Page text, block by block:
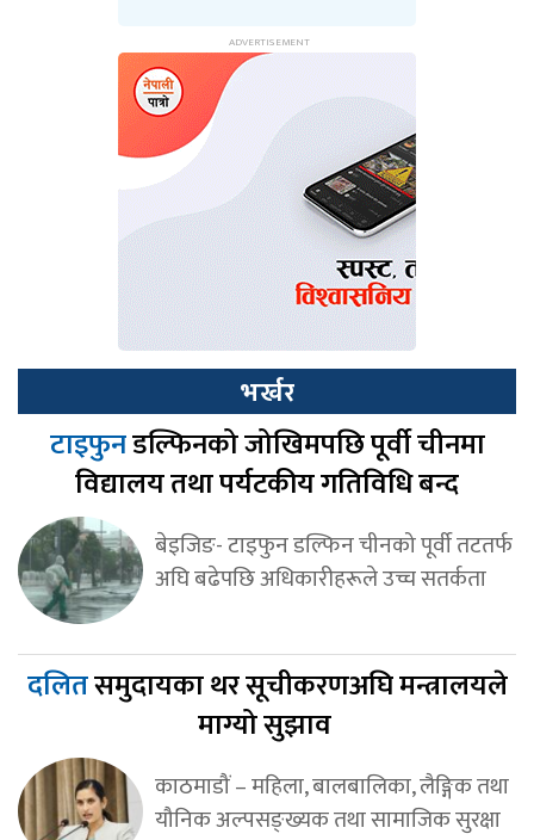
भर्खर
टाइफुनडल्फिनको जोखिमपछि पूर्वी चीनमा
विद्यालय तथा पर्यटकीय गतिविधि बन्द
बेइजिङ- टाइफुन डल्फिन चीनको पूर्वी तटतर्फ
अघि बढेपछि अधिकारीहरूले उच्च सतर्कता
दलितसमुदायका थर सूचीकरणअघि मन्त्रालयले
माग्यो सुझाव
काठमाडौं – महिला, बालबालिका, लैङ्गिक तथा
यौनिक अल्पसङ्ख्यक तथा सामाजिक सुरक्षा